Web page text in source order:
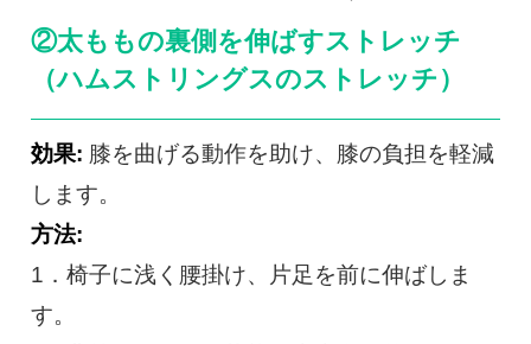
②太ももの裏側を伸ばすストレッチ
（ハムストリングスのストレッチ）
効果: 膝を曲げる動作を助け、膝の負担を軽減
します。
方法:
1．椅子に浅く腰掛け、片足を前に伸ばしま
す。